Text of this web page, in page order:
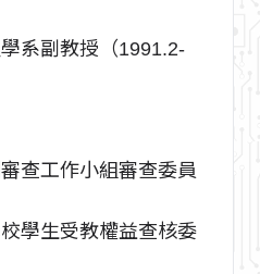
系副教授（1991.2-
查工作小組審查委員
學生受教權益查核委